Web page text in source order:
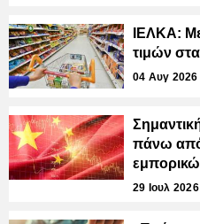
ΙΕΛΚΑ:
τιμών
04 Αυγ 2026
πάνω από
29 Ιουλ 2026